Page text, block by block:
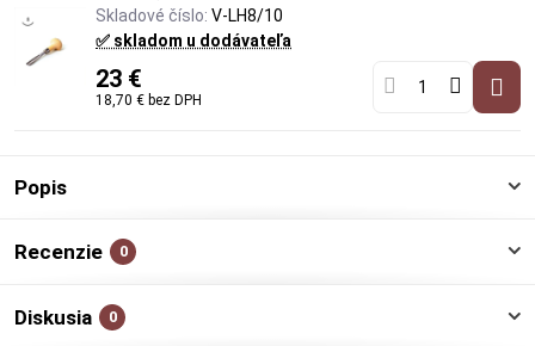
Skladové číslo: V-LH8/10
✅ skladom u dodávateľa
23 €
18,70 € bez DPH
Popis
Recenzie 0
Diskusia 0